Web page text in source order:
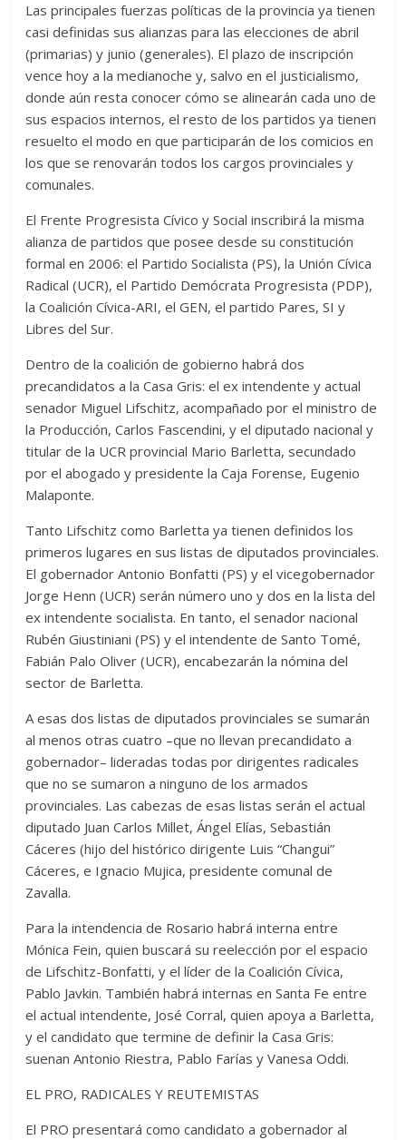
Las principales fuerzas políticas de la provincia ya tienen
casi definidas sus alianzas para las elecciones de abril
(primarias) y junio (generales). El plazo de inscripción
vence hoy a la medianoche y, salvo en el justicialismo,
donde aún resta conocer cómo se alinearán cada uno de
sus espacios internos, el resto de los partidos ya tienen
resuelto el modo en que participarán de los comicios en
los que se renovarán todos los cargos provinciales y
comunales.
El Frente Progresista Cívico y Social inscribirá la misma
alianza de partidos que posee desde su constitución
formal en 2006: el Partido Socialista (PS), la Unión Cívica
Radical (UCR), el Partido Demócrata Progresista (PDP),
la Coalición Cívica-ARI, el GEN, el partido Pares, SI y
Libres del Sur.
Dentro de la coalición de gobierno habrá dos
precandidatos a la Casa Gris: el ex intendente y actual
senador Miguel Lifschitz, acompañado por el ministro de
la Producción, Carlos Fascendini, y el diputado nacional y
titular de la UCR provincial Mario Barletta, secundado
por el abogado y presidente la Caja Forense, Eugenio
Malaponte.
Tanto Lifschitz como Barletta ya tienen definidos los
primeros lugares en sus listas de diputados provinciales.
El gobernador Antonio Bonfatti (PS) y el vicegobernador
Jorge Henn (UCR) serán número uno y dos en la lista del
ex intendente socialista. En tanto, el senador nacional
Rubén Giustiniani (PS) y el intendente de Santo Tomé,
Fabián Palo Oliver (UCR), encabezarán la nómina del
sector de Barletta.
A esas dos listas de diputados provinciales se sumarán
al menos otras cuatro –que no llevan precandidato a
gobernador– lideradas todas por dirigentes radicales
que no se sumaron a ninguno de los armados
provinciales. Las cabezas de esas listas serán el actual
diputado Juan Carlos Millet, Ángel Elías, Sebastián
Cáceres (hijo del histórico dirigente Luis “Changui”
Cáceres, e Ignacio Mujica, presidente comunal de
Zavalla.
Para la intendencia de Rosario habrá interna entre
Mónica Fein, quien buscará su reelección por el espacio
de Lifschitz-Bonfatti, y el líder de la Coalición Cívica,
Pablo Javkin. También habrá internas en Santa Fe entre
el actual intendente, José Corral, quien apoya a Barletta,
y el candidato que termine de definir la Casa Gris:
suenan Antonio Riestra, Pablo Farías y Vanesa Oddi.
EL PRO, RADICALES Y REUTEMISTAS
El PRO presentará como candidato a gobernador al